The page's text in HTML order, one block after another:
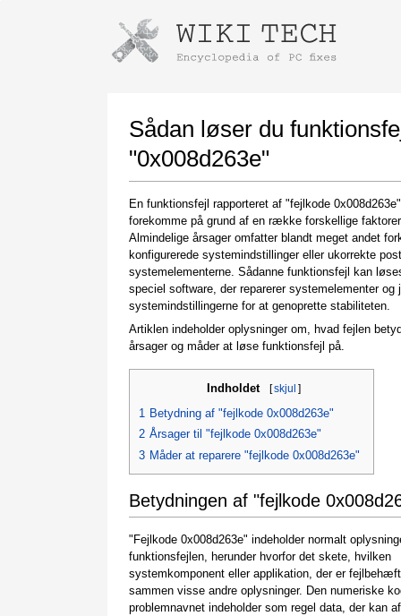
Sådan løser du
"0x008d263e"
En funktionsfejl rapporteret af "fejlkode
forekomme på grund af en række forskellige
Almindelige årsager omfatter blandt meget andet
konfigurerede systemindstillinger eller ukorrekte
systemelementerne. Sådanne funktionsfejl kan
speciel software, der reparerer systemelementer og
systemindstillingerne for at genoprette stabiliteten.
Artiklen indeholder oplysninger om, hvad fejlen
årsager og måder at løse funktionsfejl på.
Indholdet [skjul ]
1 Betydning af "fejlkode 0x008d263e"
2 Årsager til "fejlkode 0x008d263e"
3 Måder at reparere "fejlkode 0x008d263e"
Betydningen af "fejlkode
"Fejlkode 0x008d263e" indeholder normalt
funktionsfejlen, herunder hvorfor det skete, hvilken
systemkomponent eller applikation, der er
sammen visse andre oplysninger. Den numeriske
problemnavnet indeholder som regel data, der kan
Instructions for downloading using
Once the download is complete, click on the
downloaded file link